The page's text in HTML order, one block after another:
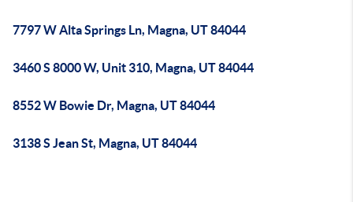
7797 W Alta Springs Ln, Magna, UT 84044
3460 S 8000 W, Unit 310, Magna, UT 84044
8552 W Bowie Dr, Magna, UT 84044
3138 S Jean St, Magna, UT 84044